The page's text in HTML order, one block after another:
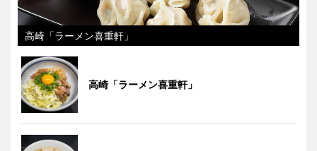
高崎「ラーメン喜重軒」
高崎「ラーメン喜重軒」